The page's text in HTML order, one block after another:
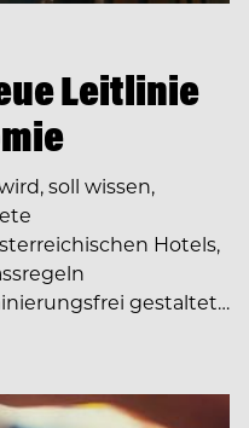
Leitlinie
soll wissen,
Hotels,
gestaltet…